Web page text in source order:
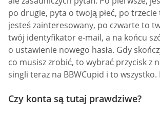
po drugie, pyta o twoją płeć, po trzecie
jesteś zainteresowany, po czwarte to
twój identyfikator e-mail, a na końcu
o ustawienie nowego hasła. Gdy
co musisz zrobić, to wybrać przycisk z
singli teraz na BBWCupid i to wszystko.
Czy konta są tutaj prawdziwe?